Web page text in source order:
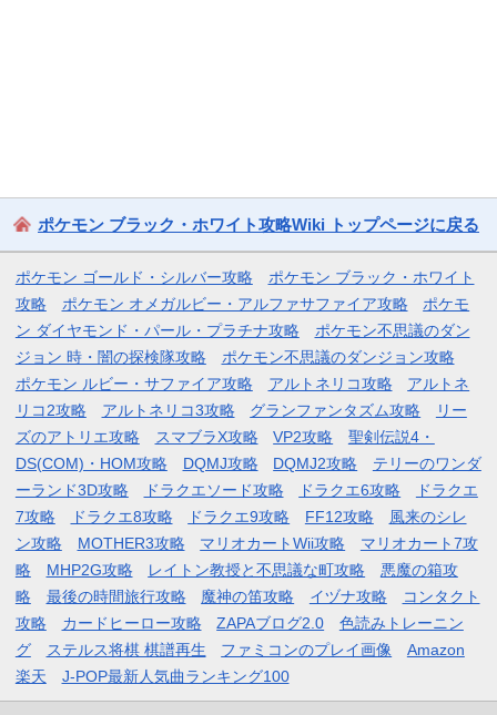
ポケモン ブラック・ホワイト攻略Wiki トップページに戻る
ポケモン ゴールド・シルバー攻略
ポケモン ブラック・ホワイト
攻略
ポケモン オメガルビー・アルファサファイア攻略
ポケモ
ン ダイヤモンド・パール・プラチナ攻略
ポケモン不思議のダン
ジョン 時・闇の探検隊攻略
ポケモン不思議のダンジョン攻略
ポケモン ルビー・サファイア攻略
アルトネリコ攻略
アルトネ
リコ2攻略
アルトネリコ3攻略 グランファンタズム攻略
リー
ズのアトリエ攻略
スマブラX攻略 VP2攻略
聖剣伝説4・
DS(COM)・HOM攻略
DQMJ攻略 DQMJ2攻略
テリーのワンダ
ーランド3D攻略
ドラクエソード攻略 ドラクエ6攻略
ドラクエ
7攻略
ドラクエ8攻略 ドラクエ9攻略 FF12攻略
風来のシレ
ン攻略
MOTHER3攻略 マリオカートWii攻略
マリオカート7攻
略
MHP2G攻略 レイトン教授と不思議な町攻略
悪魔の箱攻
略
最後の時間旅行攻略 魔神の笛攻略 イヅナ攻略
コンタクト
攻略
カードヒーロー攻略 ZAPAブログ2.0
色読みトレーニン
グ
ステルス将棋 棋譜再生 ファミコンのプレイ画像
Amazon
楽天
J-POP最新人気曲ランキング100